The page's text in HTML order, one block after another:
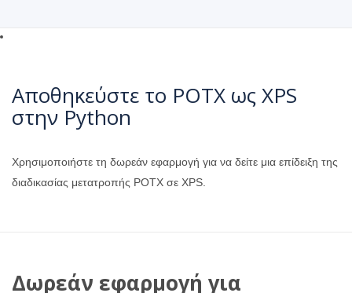
Αποθηκεύστε το POTX ως XPS
στην Python
Χρησιμοποιήστε τη δωρεάν εφαρμογή για να δείτε μια επίδειξη της
διαδικασίας μετατροπής POTX σε XPS.
Δωρεάν εφαρμογή για